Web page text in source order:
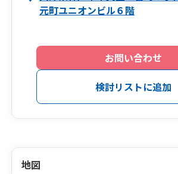
元町ユニオンビル６階
お問い合わせ
検討リストに追加
地図